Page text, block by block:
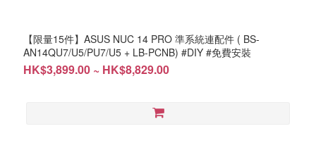
【限量15件】ASUS NUC 14 PRO 準系統連配件 ( BS-
AN14QU7/U5/PU7/U5 + LB-PCNB) #DIY #免費安裝
HK$3,899.00 ~ HK$8,829.00